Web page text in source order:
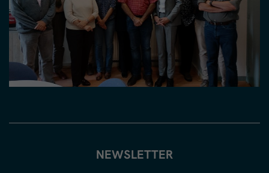
NEWSLETTER